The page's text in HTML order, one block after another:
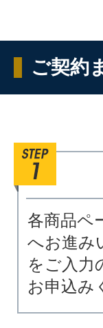
ご契約
各商品ペ
へお進み
をご入力
お申込み